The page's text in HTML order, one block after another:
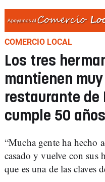
COMERCIO LOCAL
Los tres
mantienen
restaurante de
cumple 50 años
“Mucha gente ha hecho
casado y vuelve con sus
que es una de las claves